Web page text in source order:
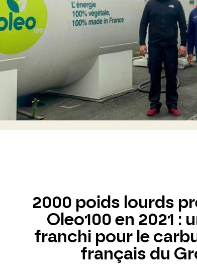
2000 poids lourds
Oleo100 en 2021 :
franchi pour le
français du